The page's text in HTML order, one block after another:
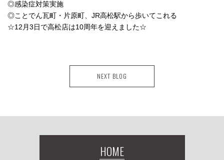
◎感染症対策実施
◎ことでん瓦町・片原町、JR高松駅から歩いてこれる
☆12月3日で高松店は10周年を迎えました☆
NEXT BLOG
HOME